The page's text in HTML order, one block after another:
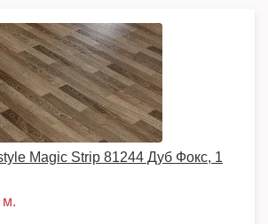
Magic Strip 81244 Дуб Фокс, 1
м.